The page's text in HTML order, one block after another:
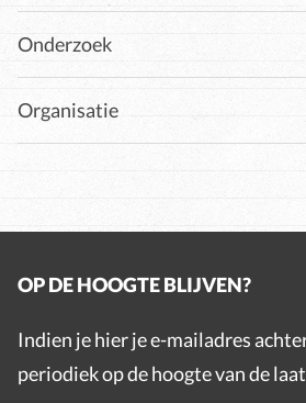
Onderzoek
Organisatie
OP DE HOOGTE BLIJVEN?
Indien je hier je e-mailadres
periodiek op de hoogte van de